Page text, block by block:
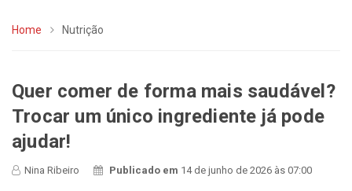
Home Nutrição
Quer comer de forma mais saudável?
Trocar um único ingrediente já pode
ajudar!
Nina Ribeiro Publicado em 14 de junho de 2026 às 07:00